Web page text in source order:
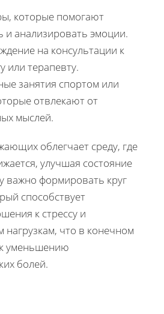
которые помогают
и анализировать эмоции.
на консультации к
или терапевту.
занятия спортом или
отвлекают от
мыслей.
облегчает среду, где
улучшая состояние
важно формировать круг
способствует
к стрессу и
нагрузкам, что в конечном
уменьшению
болей.